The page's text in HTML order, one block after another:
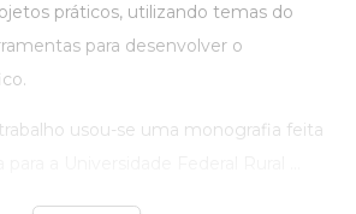
práticos, utilizando temas do
para desenvolver o
usou-se uma monografia feita